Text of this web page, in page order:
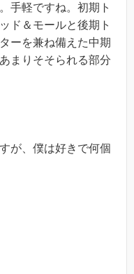
手軽ですね。初期ト
ド＆モールと後期ト
ーを兼ね備えた中期
まりそそられる部分
が、僕は好きで何個